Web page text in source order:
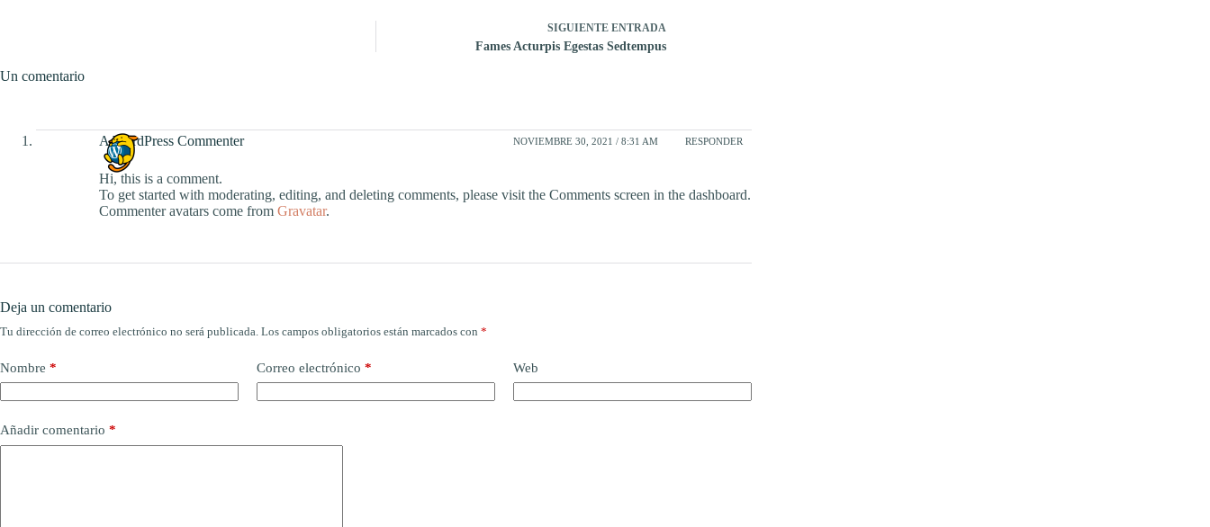
SIGUIENTE ENTRADA
Fames Acturpis Egestas Sedtempus
Un comentario
A WordPress Commenter NOVIEMBRE 30, 2021 / 8:31 AM RESPONDER
Hi, this is a comment.
To get started with moderating, editing, and deleting comments, please visit the Comments screen in the dashboard.
Commenter avatars come from Gravatar.
Deja un comentario
Tu dirección de correo electrónico no será publicada. Los campos obligatorios están marcados con *
Nombre * Correo electrónico * Web
Añadir comentario *